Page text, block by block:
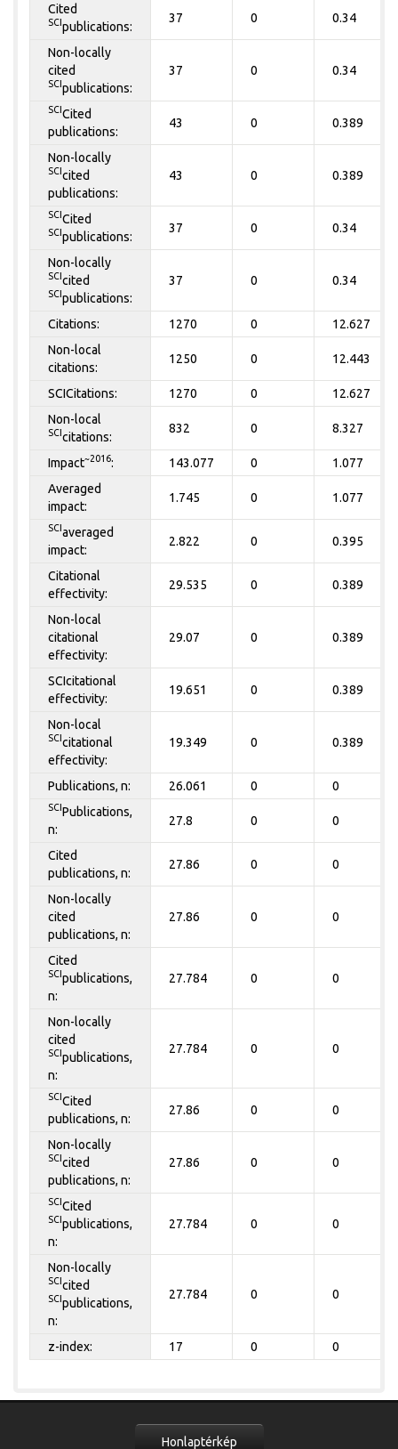
Cited
SCI publications:
37 0 0.34
Non-locally
cited
SCI publications:
37 0 0.34
SCI Cited
publications:
43 0 0.389
Non-locally
SCI cited
publications:
43 0 0.389
SCI Cited
SCI publications:
37 0 0.34
Non-locally
SCI cited
SCI publications:
37 0 0.34
Citations: 1270 0
12.627
Non-local
citations:
1250 0 12.443
SCICitations: 1270 0
12.627
Non-local
SCI citations:
832 0 8.327
Impact~2016: 143.077 0
1.077
Averaged
impact:
1.745 0 1.077
SCI averaged
impact:
2.822 0 0.395
Citational
effectivity:
29.535 0 0.389
Non-local
citational
effectivity:
29.07 0 0.389
SCIcitational
effectivity:
19.651 0 0.389
Non-local
SCI citational
effectivity:
19.349 0 0.389
Publications, n: 26.061 0 0
SCI Publications,
n:
27.8 0 0
Cited
publications, n:
27.86 0 0
Non-locally
cited
publications, n:
27.86 0 0
Cited
SCI publications,
n:
27.784 0 0
Non-locally
cited
SCI publications,
n:
27.784 0 0
SCI Cited
publications, n:
27.86 0 0
Non-locally
SCI cited
publications, n:
27.86 0 0
SCI Cited
SCI publications,
n:
27.784 0 0
Non-locally
SCI cited
SCI publications,
n:
27.784 0 0
z-index: 17 0 0
Honlaptérkép